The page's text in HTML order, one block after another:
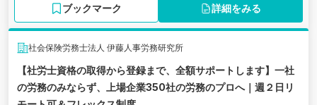
ブックマーク 詳細をみる
社会保険労務士法人 伊藤人事労務研究所
【社労士資格の取得から登録まで、全額サポートします】一社
の労務のみならず、上場企業350社の労務のプロへ｜週２日リ